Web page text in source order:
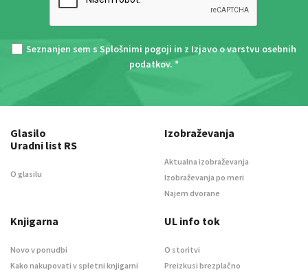
Seznanjen sem s Splošnimi pogoji in z Izjavo o varstvu osebnih
podatkov. *
Glasilo
Uradni list RS
O glasilu
Izobraževanja
Aktualna izobraževanja
Izobraževanja po meri
Najem dvorane
Knjigarna
Novo v ponudbi
Kako nakupovati v spletni knjigarni
UL info tok
O storitvi
Preizkusi brezplačno